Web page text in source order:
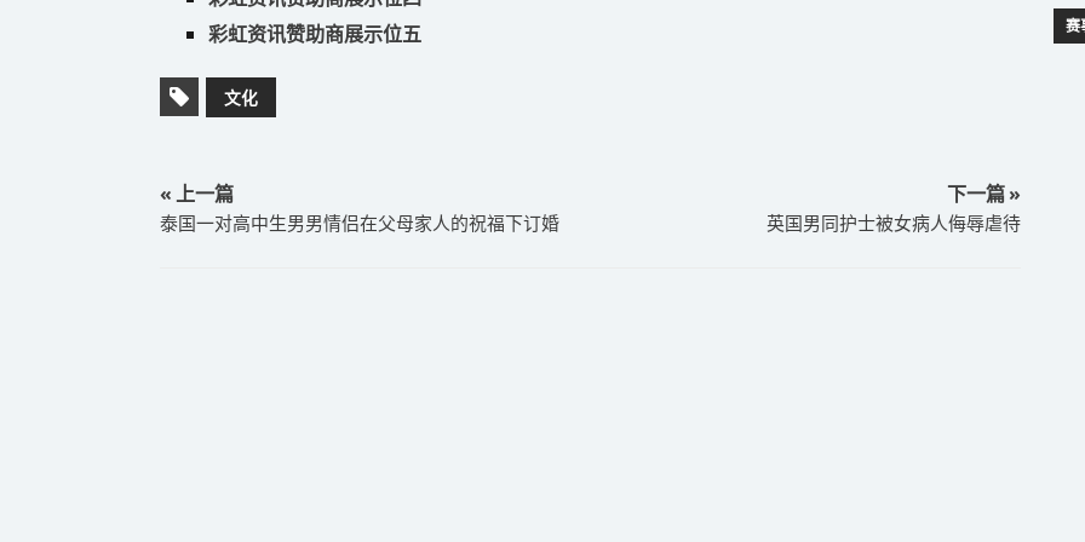
彩虹资讯赞助商展示位五
文化
« 上一篇
泰国一对高中生男男情侣在父母家人的祝福下订婚
下一篇 »
英国男同护士被女病人侮辱虐待
赛